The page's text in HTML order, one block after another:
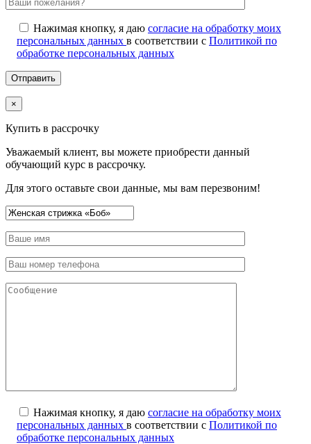
Нажимая кнопку, я даю согласие на обработку моих
персональных данных в соответствии с Политикой по
обработке персональных данных
×
Купить в рассрочку
Уважаемый клиент, вы можете приобрести данный
обучающий курс в рассрочку.
Для этого оставьте свои данные, мы вам перезвоним!
Нажимая кнопку, я даю согласие на обработку моих
персональных данных в соответствии с Политикой по
обработке персональных данных